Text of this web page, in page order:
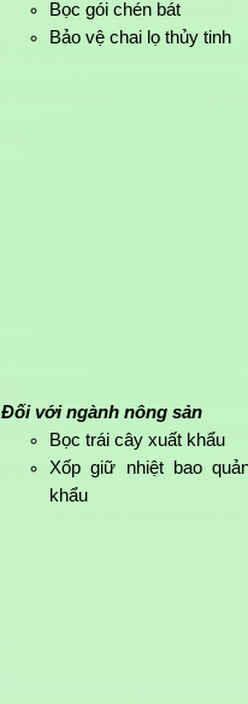
Bọc gói chén bát
Bảo vệ chai lọ thủy tinh
Đối với ngành nông sản
Bọc trái cây xuất khẩu
Xốp giữ nhiệt bao
khẩu